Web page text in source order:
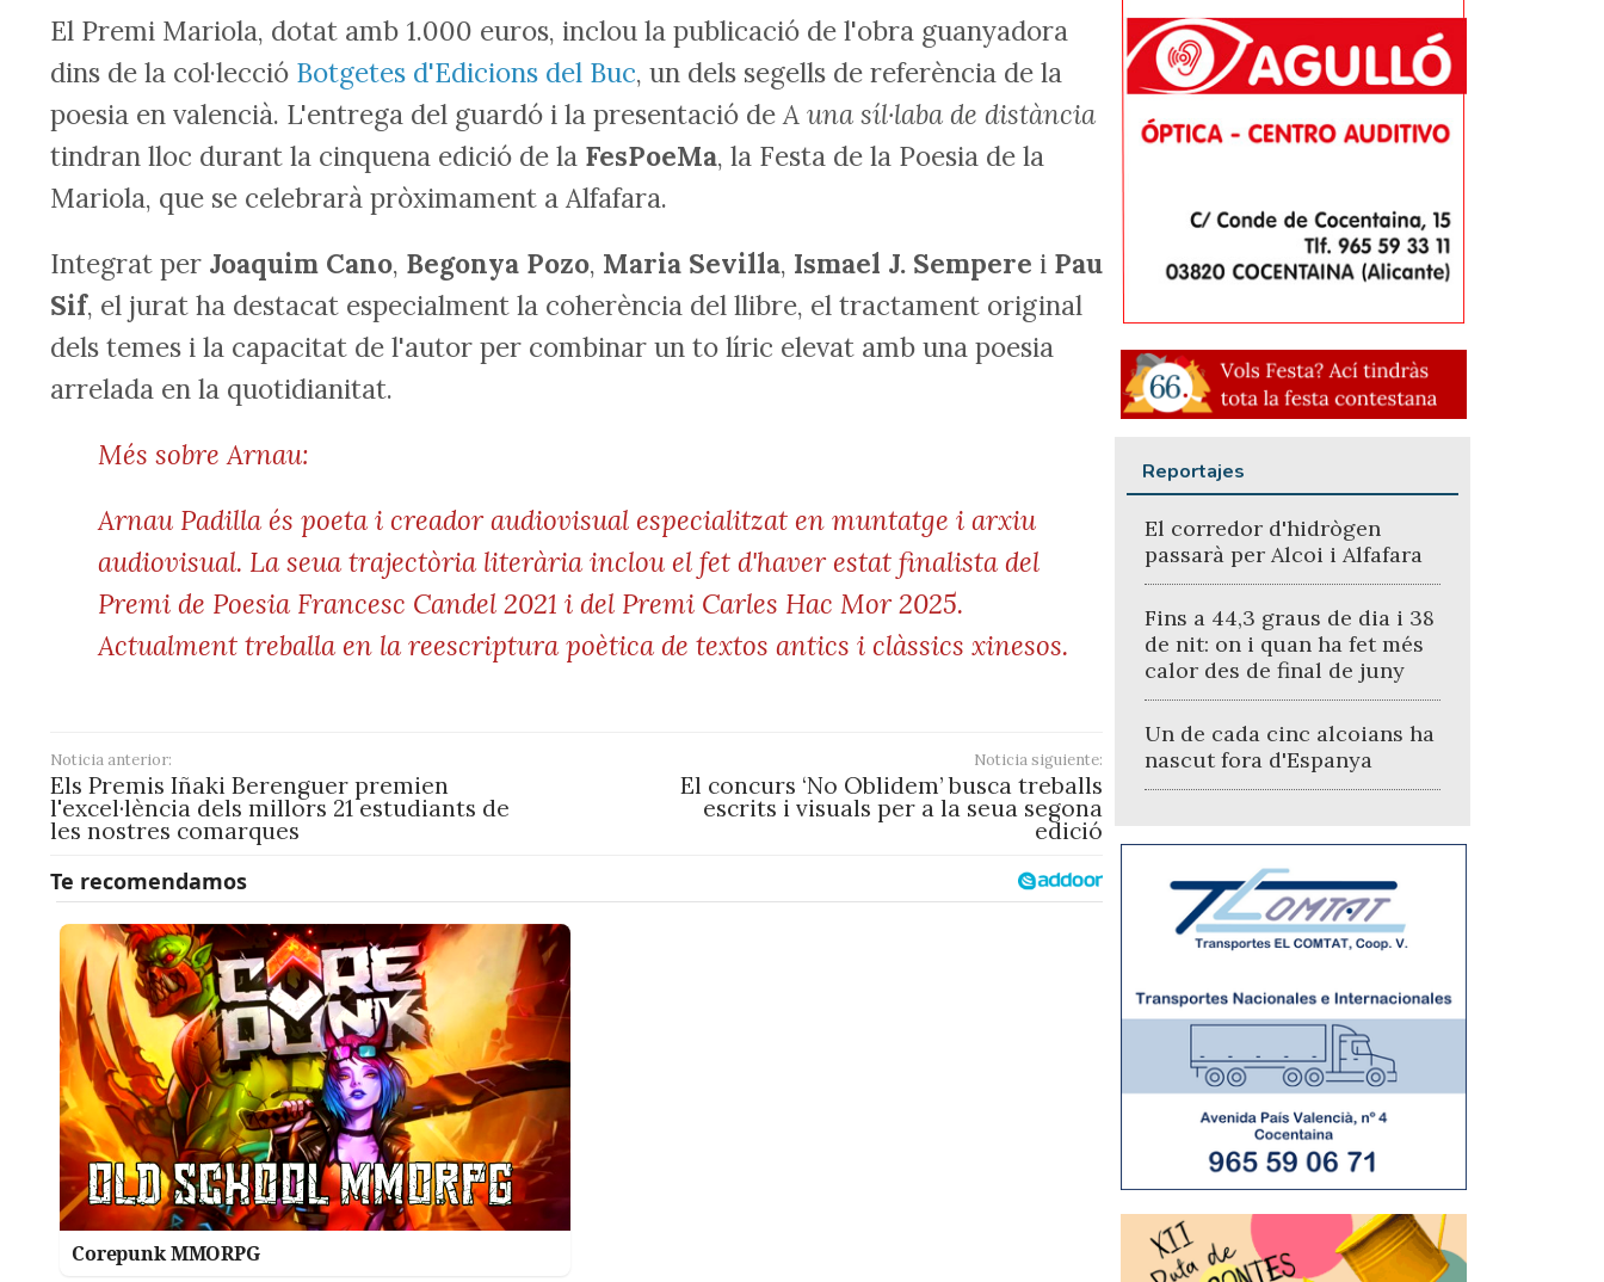
El Premi Mariola, dotat amb 1.000 euros, inclou la publicació de l'obra guanyadora
dins de la col·lecció Botgetes d'Edicions del Buc, un dels segells de referència de la
poesia en valencià. L'entrega del guardó i la presentació deA una síl·laba de distància
tindran lloc durant la cinquena edició de la FesPoeMa, la Festa de la Poesia de la
Mariola, que se celebrarà pròximament a Alfafara.
Integrat per Joaquim Cano, Begonya Pozo, Maria Sevilla, Ismael J. Sempere i Pau
Sif, el jurat ha destacat especialment la coherència del llibre, el tractament original
dels temes i la capacitat de l'autor per combinar un to líric elevat amb una poesia
arrelada en la quotidianitat.
Més sobre Arnau:
Arnau Padilla és poeta i creador audiovisual especialitzat en muntatge i arxiu
audiovisual. La seua trajectòria literària inclou el fet d'haver estat finalista del
Premi de Poesia Francesc Candel 2021 i del Premi Carles Hac Mor 2025.
Actualment treballa en la reescriptura poètica de textos antics i clàssics xinesos.
Noticia anterior:
Els Premis Iñaki Berenguer premien
l'excel·lència dels millors 21 estudiants de
les nostres comarques
Noticia siguiente:
El concurs ‘No Oblidem’ busca treballs
escrits i visuals per a la seua segona
edició
Corepunk MMORPG
Reportajes
El corredor d'hidrògen
passarà per Alcoi i Alfafara
Fins a 44,3 graus de dia i 38
de nit: on i quan ha fet més
calor des de final de juny
Un de cada cinc alcoians ha
nascut fora d'Espanya